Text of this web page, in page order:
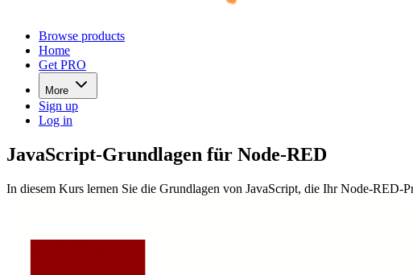
Browse products
Home
Get PRO
More
Sign up
Log in
JavaScript-Grundlagen für Node-RED
In diesem Kurs lernen Sie die Grundlagen von JavaScript, die Ihr Node-RED-